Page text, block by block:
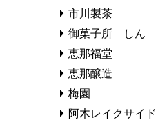
市川製茶
御菓子所 しん
恵那福堂
恵那醸造
梅園
阿木レイクサイド